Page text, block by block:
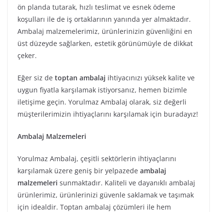
ön planda tutarak, hızlı teslimat ve esnek ödeme
koşulları ile de iş ortaklarının yanında yer almaktadır.
Ambalaj malzemelerimiz, ürünlerinizin güvenliğini en
üst düzeyde sağlarken, estetik görünümüyle de dikkat
çeker.
Eğer siz de toptan ambalaj ihtiyacınızı yüksek kalite ve
uygun fiyatla karşılamak istiyorsanız, hemen bizimle
iletişime geçin. Yorulmaz Ambalaj olarak, siz değerli
müşterilerimizin ihtiyaçlarını karşılamak için buradayız!
Ambalaj Malzemeleri
Yorulmaz Ambalaj, çeşitli sektörlerin ihtiyaçlarını
karşılamak üzere geniş bir yelpazede ambalaj
malzemeleri sunmaktadır. Kaliteli ve dayanıklı ambalaj
ürünlerimiz, ürünlerinizi güvenle saklamak ve taşımak
için idealdir. Toptan ambalaj çözümleri ile hem